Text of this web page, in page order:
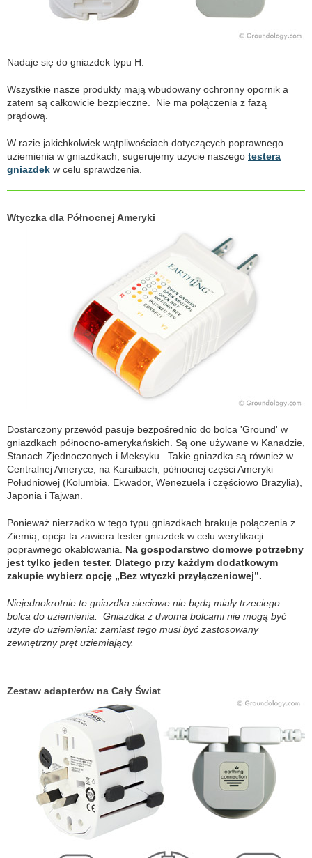
Nadaje się do gniazdek typu H.
Wszystkie nasze produkty mają wbudowany ochronny opornik a
zatem są całkowicie bezpieczne. Nie ma połączenia z fazą
prądową.
W razie jakichkolwiek wątpliwościach dotyczących poprawnego
uziemienia w gniazdkach, sugerujemy użycie naszego testera
gniazdek w celu sprawdzenia.
Wtyczka dla Północnej Ameryki
Dostarczony przewód pasuje bezpośrednio do bolca 'Ground' w
gniazdkach północno-amerykańskich. Są one używane w Kanadzie,
Stanach Zjednoczonych i Meksyku. Takie gniazdka są również w
Centralnej Ameryce, na Karaibach, północnej części Ameryki
Południowej (Kolumbia. Ekwador, Wenezuela i częściowo Brazylia),
Japonia i Tajwan.
Ponieważ nierzadko w tego typu gniazdkach brakuje połączenia z
Ziemią, opcja ta zawiera tester gniazdek w celu weryfikacji
poprawnego okablowania. Na gospodarstwo domowe potrzebny
jest tylko jeden tester. Dlatego przy każdym dodatkowym
zakupie wybierz opcję „Bez wtyczki przyłączeniowej”.
Niejednokrotnie te gniazdka sieciowe nie będą miały trzeciego
bolca do uziemienia. Gniazdka z dwoma bolcami nie mogą być
użyte do uziemienia: zamiast tego musi być zastosowany
zewnętrzny pręt uziemiający.
Zestaw adapterów na Cały Świat